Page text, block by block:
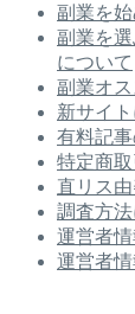
副業を
副業を
について
副業オ
新サイ
有料記
特定商
直リス
調査方
運営者情
運営者情